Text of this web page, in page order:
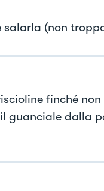
salarla (non
finché
guanciale dalla